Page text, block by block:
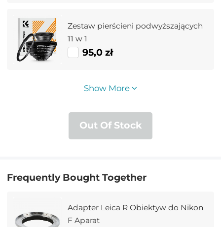
obniżających)
Zestaw pierścieni podwyższających
11 w 1
95,0 zł
Show More
Out Of Stock
Frequently Bought Together
Adapter Leica R Obiektyw do Nikon
F Aparat